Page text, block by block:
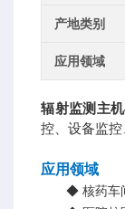
产地类别
应用领域
辐射监测主
控、设备监
应用领域
◆ 核药车